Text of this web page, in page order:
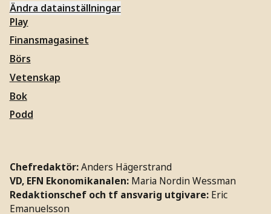
Ändra datainställningar
Play
Finansmagasinet
Börs
Vetenskap
Bok
Podd
Chefredaktör:Anders Hägerstrand
VD, EFN Ekonomikanalen: Maria Nordin Wessman
Redaktionschef och tf ansvarig utgivare: Eric
Emanuelsson